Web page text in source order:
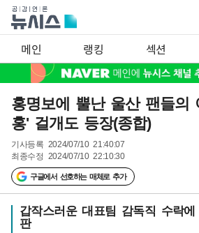
메인 랭킹 섹션
홍명보에 뿔난 울산 팬들의
홍' 걸개도 등장(종합)
기사등록 2024/07/10 21:40:07
최종수정 2024/07/10 22:10:30
구글에서 선호하는 매체로 추가
갑작스러운 대표팀 감독직 수락에
판